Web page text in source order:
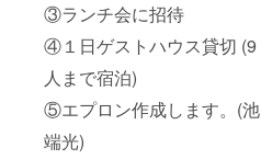
③ランチ会に招待
④１日ゲストハウス貸切 (9
人まで宿泊)
⑤エプロン作成します。(池
端光)